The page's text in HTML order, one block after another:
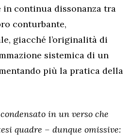
continua dissonanza tra
conturbante,
giacché l’originalità di
sistemica di un
più la pratica della
in un verso che
quadre – dunque omissive: